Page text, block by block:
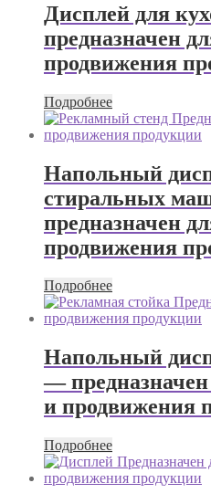
Дисплей для
предназначен
продвижения
Подробнее
Напольный
стиральных
предназначен
продвижения
Подробнее
Напольный
—
и продвижения
Подробнее